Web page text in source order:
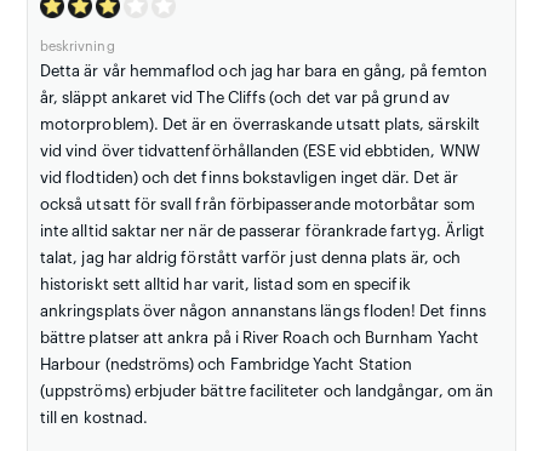
beskrivning
Detta är vår hemmaflod och jag har bara en gång, på femton
år, släppt ankaret vid The Cliffs (och det var på grund av
motorproblem). Det är en överraskande utsatt plats, särskilt
vid vind över tidvattenförhållanden (ESE vid ebbtiden, WNW
vid flodtiden) och det finns bokstavligen inget där. Det är
också utsatt för svall från förbipasserande motorbåtar som
inte alltid saktar ner när de passerar förankrade fartyg. Ärligt
talat, jag har aldrig förstått varför just denna plats är, och
historiskt sett alltid har varit, listad som en specifik
ankringsplats över någon annanstans längs floden! Det finns
bättre platser att ankra på i River Roach och Burnham Yacht
Harbour (nedströms) och Fambridge Yacht Station
(uppströms) erbjuder bättre faciliteter och landgångar, om än
till en kostnad.